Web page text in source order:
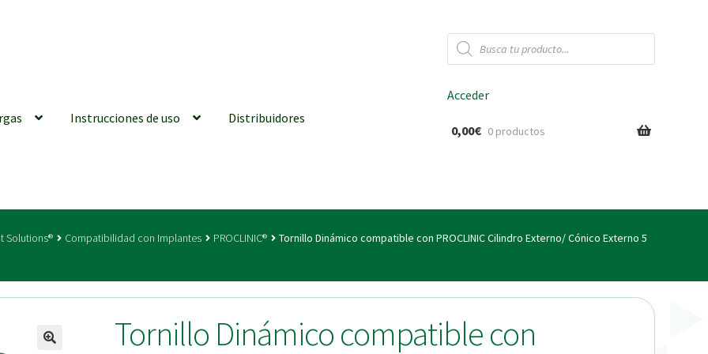
Búsqueda
de
productos
Instrucciones de uso Distribuidores
generales Conexiones CAD CAM Distribuidores Finalizar Pedido
Acceder
0,00€ 0 productos
Solutions® Compatibilidad con Implantes PROCLINIC®
Tornillo Dinámico compatible con PROCLINIC Cilindro Externo/ Cónico Externo 5
Tornillo Dinámico compatible con